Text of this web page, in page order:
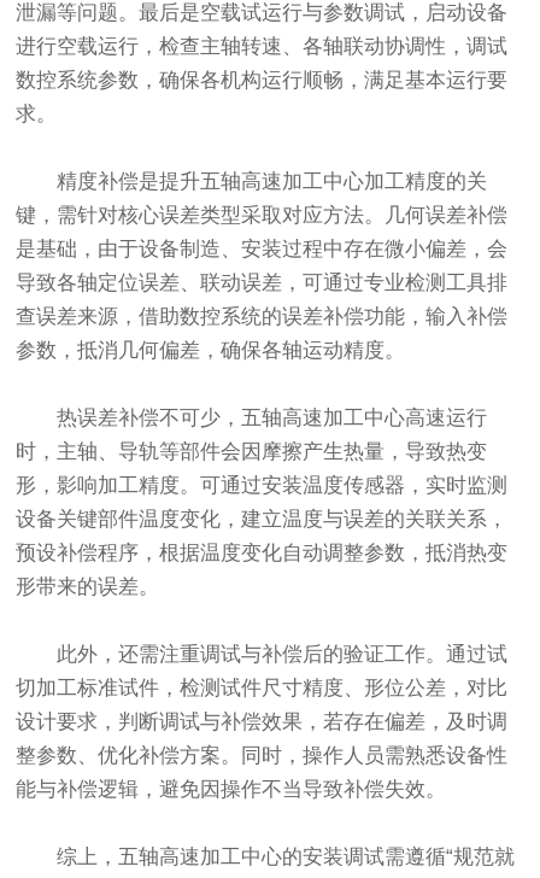
泄漏等问题。最后是空载试运行与参数调试，启动设备
进行空载运行，检查主轴转速、各轴联动协调性，调试
数控系统参数，确保各机构运行顺畅，满足基本运行要
求。
精度补偿是提升五轴高速加工中心加工精度的关
键，需针对核心误差类型采取对应方法。几何误差补偿
是基础，由于设备制造、安装过程中存在微小偏差，会
导致各轴定位误差、联动误差，可通过专业检测工具排
查误差来源，借助数控系统的误差补偿功能，输入补偿
参数，抵消几何偏差，确保各轴运动精度。
热误差补偿不可少，五轴高速加工中心高速运行
时，主轴、导轨等部件会因摩擦产生热量，导致热变
形，影响加工精度。可通过安装温度传感器，实时监测
设备关键部件温度变化，建立温度与误差的关联关系，
预设补偿程序，根据温度变化自动调整参数，抵消热变
形带来的误差。
此外，还需注重调试与补偿后的验证工作。通过试
切加工标准试件，检测试件尺寸精度、形位公差，对比
设计要求，判断调试与补偿效果，若存在偏差，及时调
整参数、优化补偿方案。同时，操作人员需熟悉设备性
能与补偿逻辑，避免因操作不当导致补偿失效。
综上，五轴高速加工中心的安装调试需遵循“规范就